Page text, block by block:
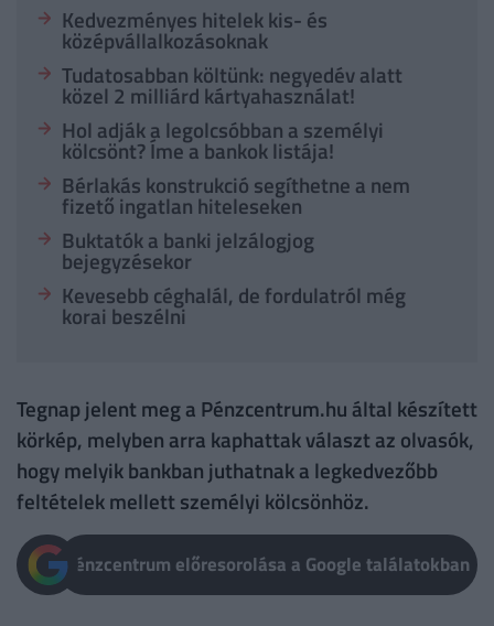
Kedvezményes hitelek kis- és
középvállalkozásoknak
Tudatosabban költünk: negyedév alatt
közel 2 milliárd kártyahasználat!
Hol adják a legolcsóbban a személyi
kölcsönt? Íme a bankok listája!
Bérlakás konstrukció segíthetne a nem
fizető ingatlan hiteleseken
Buktatók a banki jelzálogjog
bejegyzésekor
Kevesebb céghalál, de fordulatról még
korai beszélni
Tegnap jelent meg a Pénzcentrum.hu által készített
körkép, melyben arra kaphattak választ az olvasók,
hogy melyik bankban juthatnak a legkedvezőbb
feltételek mellett személyi kölcsönhöz.
Pénzcentrum előresorolása a Google találatokban